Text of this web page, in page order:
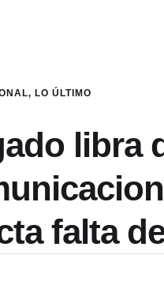
, LO ÚLTIMO
libra
falta